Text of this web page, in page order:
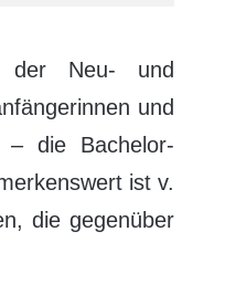
der Neu- und
und
– die Bachelor-
ist v.
die gegenüber